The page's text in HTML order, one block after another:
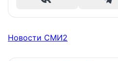
Новости СМИ2